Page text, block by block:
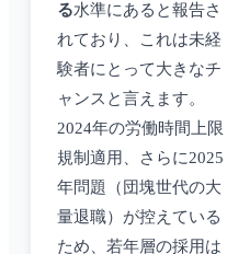
る水準にあると報告さ
れており、これは未経
験者にとって大きなチ
ャンスと言えます。
2024年の労働時間上限
規制適用、さらに2025
年問題（団塊世代の大
量退職）が控えている
ため、若年層の採用は